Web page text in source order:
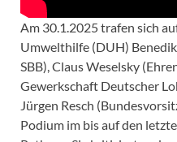
Am 30.1.2025 trafen sich
Umwelthilfe (DUH)
SBB), Claus Weselsky
Gewerkschaft Deutscher
Jürgen Resch
Podium im bis auf den